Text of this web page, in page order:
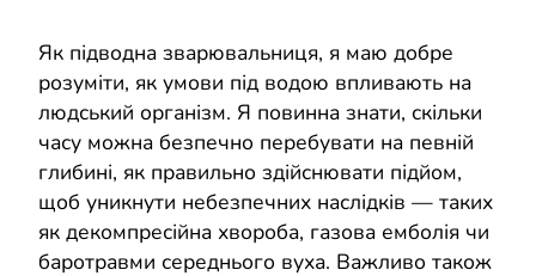
Як підводна зварювальниця, я маю добре
розуміти, як умови під водою впливають на
людський організм. Я повинна знати, скільки
часу можна безпечно перебувати на певній
глибині, як правильно здійснювати підйом,
щоб уникнути небезпечних наслідків — таких
як декомпресійна хвороба, газова емболія чи
баротравми середнього вуха. Важливо також